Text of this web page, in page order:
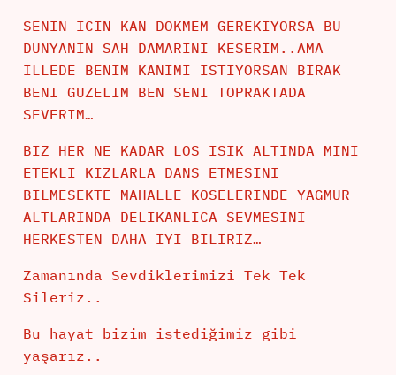
SENIN ICIN KAN DOKMEM GEREKIYORSA BU
DUNYANIN SAH DAMARINI KESERIM..AMA
ILLEDE BENIM KANIMI ISTIYORSAN BIRAK
BENI GUZELIM BEN SENI TOPRAKTADA
SEVERIM…
BIZ HER NE KADAR LOS ISIK ALTINDA MINI
ETEKLI KIZLARLA DANS ETMESINI
BILMESEKTE MAHALLE KOSELERINDE YAGMUR
ALTLARINDA DELIKANLICA SEVMESINI
HERKESTEN DAHA IYI BILIRIZ…
Zamanında Sevdiklerimizi Tek Tek
Sileriz..
Bu hayat bizim istediğimiz gibi
yaşarız..